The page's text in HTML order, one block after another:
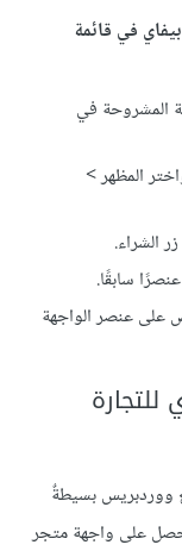
في قائمة
المشروحة في
المظهر >
الشراء.
سابقًا.
على عنصر الواجهة
ووردبريس بسيطةٌ
على واجهة متجر